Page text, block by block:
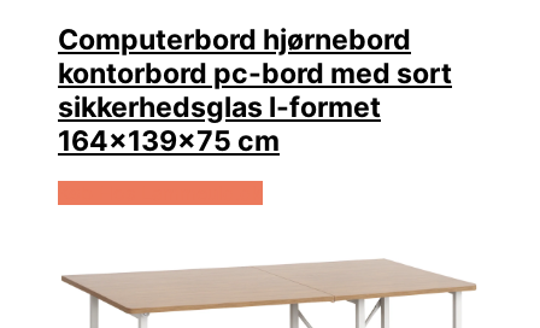
Computerbord hjørnebord
kontorbord pc-bord med sort
sikkerhedsglas l-formet
164x139x75 cm